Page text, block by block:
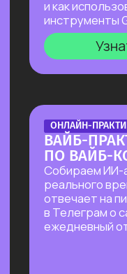
БОЛЬШОЙ ПРАКТИКУМ
ПО СОЗДАНИЮ
инструменты по
и инфографики: без
сложных программ и
Узнать
БОЛЬШОЙ ПРАКТИКУМ
ПО ИИ-АГЕНТУ
COMPUTER